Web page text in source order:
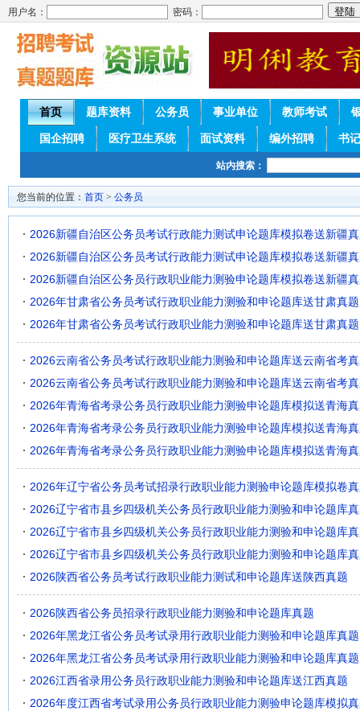
用户名： 密码：
首页 题库资料 公务员 事业单位 教师考试
国企招聘 医疗卫生系统 面试资料 编外招聘 书
站内搜索：
您当前的位置： 首页 > 公务员
2026新疆自治区公务员考试行政能力测试申论题库模拟卷送新疆
2026新疆自治区公务员考试行政能力测试申论题库模拟卷送新疆
2026新疆自治区公务员行政职业能力测验申论题库模拟卷送新疆
2026年甘肃省公务员考试行政职业能力测验和申论题库送甘肃真题
2026年甘肃省公务员考试行政职业能力测验和申论题库送甘肃真题
2026云南省公务员考试行政职业能力测验和申论题库送云南省考
2026云南省公务员考试行政职业能力测验和申论题库送云南省考
2026年青海省考录公务员行政职业能力测验申论题库模拟送青海
2026年青海省考录公务员行政职业能力测验申论题库模拟送青海
2026年青海省考录公务员行政职业能力测验申论题库模拟送青海
2026年辽宁省公务员考试招录行政职业能力测验申论题库模拟卷
2026辽宁省市县乡四级机关公务员行政职业能力测验和申论题库
2026辽宁省市县乡四级机关公务员行政职业能力测验和申论题库
2026辽宁省市县乡四级机关公务员行政职业能力测验和申论题库
2026陕西省公务员考试行政职业能力测试和申论题库送陕西真题
2026陕西省公务员招录行政职业能力测验和申论题库真题
2026年黑龙江省公务员考试录用行政职业能力测验和申论题库真题
2026年黑龙江省公务员考试录用行政职业能力测验和申论题库真题
2026江西省录用公务员行政职业能力测验和申论题库送江西真题
2026年度江西省考试录用公务员行政职业能力测验申论题库模拟